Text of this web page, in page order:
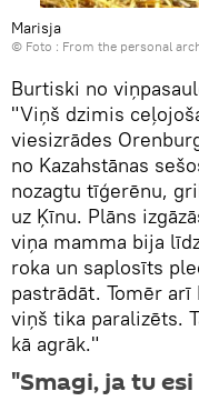
Marisja
© Foto : From the personal
Burtiski no
"Viņš dzimis
viesizrādes
no Kazahstānas
nozagtu tīģerēnu,
uz Ķīnu. Plāns
viņa mamma bija
roka un saplosīts
pastrādāt. Tomēr
viņš tika paralizēts.
kā agrāk."
"Smagi, ja tu